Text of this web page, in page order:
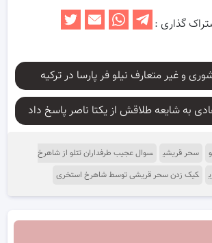
گذاری :
و غیر متعارف نیلو فر پارسا در ترکیه
سحر قریشی
سوال عجیب طرفداران تتلو از شاهرخ
کیک زدن سحر قریشی توسط شاهرخ استخری